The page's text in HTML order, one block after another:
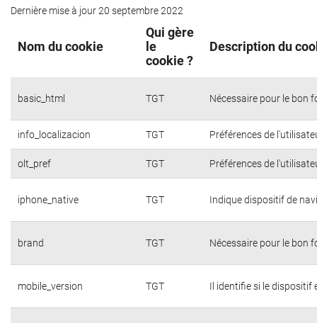
Dernière mise à jour 20 septembre 2022
Nom du cookie
Qui gère
le
cookie ?
Description du
basic_html TGT Nécessaire pour le bon
info_localizacion TGT Préférences de
olt_pref TGT Préférences de
iphone_native TGT Indique dispositif de
brand TGT Nécessaire pour le bon
mobile_version TGT Il identifie si le dispositif